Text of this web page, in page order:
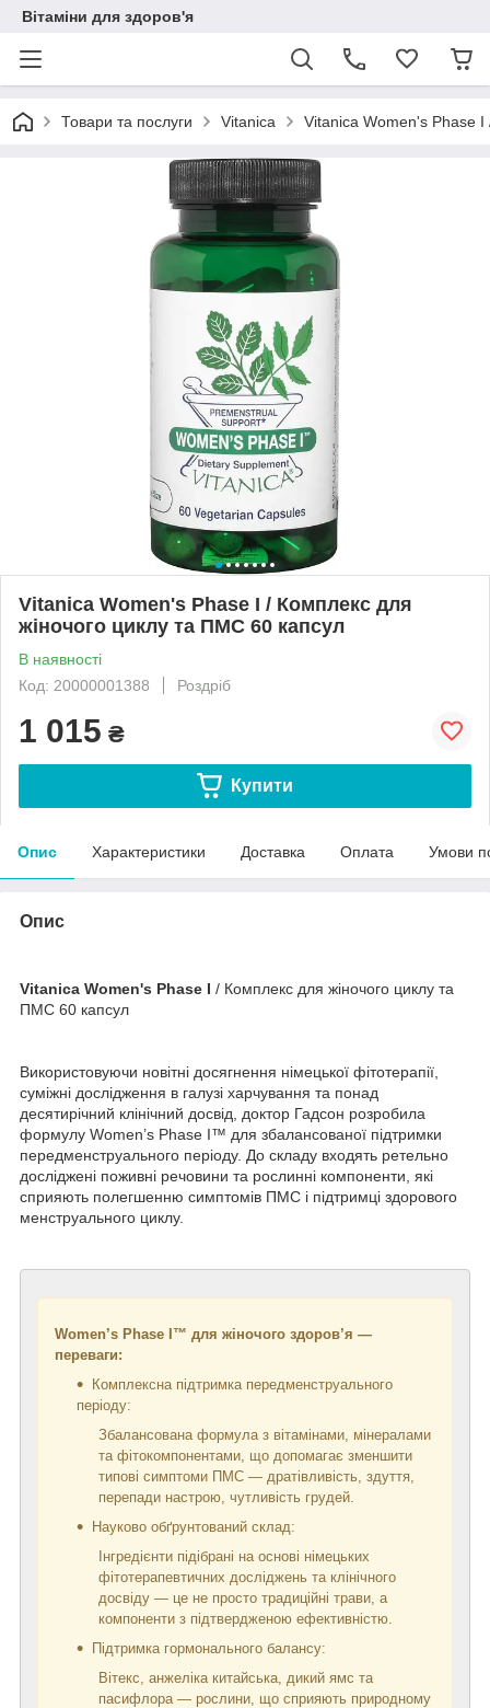
Вітаміни для здоров'я
Товари та послуги Vitanica Vitanica Women's Phase I
Vitanica Women's Phase I / Комплекс для
жіночого циклу та ПМС 60 капсул
В наявності
Код: 20000001388
Роздріб
1 015 ₴
Купити
Опис Характеристики Доставка Оплата Умови
Опис
Vitanica Women's Phase I / Комплекс для жіночого циклу та
ПМС 60 капсул
Використовуючи новітні досягнення німецької фітотерапії,
суміжні дослідження в галузі харчування та понад
десятирічний клінічний досвід, доктор Гадсон розробила
формулу Women’s Phase I™ для збалансованої підтримки
передменструального періоду. До складу входять ретельно
досліджені поживні речовини та рослинні компоненти, які
сприяють полегшенню симптомів ПМС і підтримці здорового
менструального циклу.
Women’s Phase I™ для жіночого здоров’я —
переваги:
Комплексна підтримка передменструального
періоду:
Збалансована формула з вітамінами, мінералами
та фітокомпонентами, що допомагає зменшити
типові симптоми ПМС — дратівливість, здуття,
перепади настрою, чутливість грудей.
Науково обґрунтований склад:
Інгредієнти підібрані на основі німецьких
фітотерапевтичних досліджень та клінічного
досвіду — це не просто традиційні трави, а
компоненти з підтвердженою ефективністю.
Підтримка гормонального балансу:
Вітекс, анжеліка китайська, дикий ямс та
пасифлора — рослини, що сприяють природному